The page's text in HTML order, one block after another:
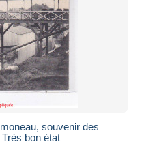
souvenir des
bon état